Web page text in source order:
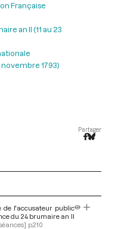
Française
an II (11 au 23
novembre 1793)
Partager
de l'accusateur public
du 24 brumaire an II
p.210